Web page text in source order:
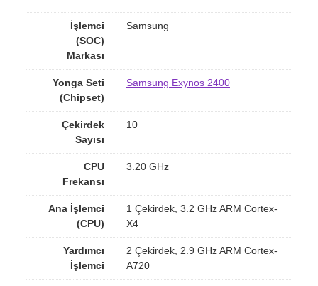
İşlemci
(SOC)
Markası
Samsung
Yonga Seti
(Chipset)
Samsung Exynos 2400
Çekirdek
Sayısı
10
CPU
Frekansı
3.20 GHz
Ana İşlemci
(CPU)
1 Çekirdek, 3.2 GHz ARM Cortex-
X4
Yardımcı
İşlemci
2 Çekirdek, 2.9 GHz ARM Cortex-
A720